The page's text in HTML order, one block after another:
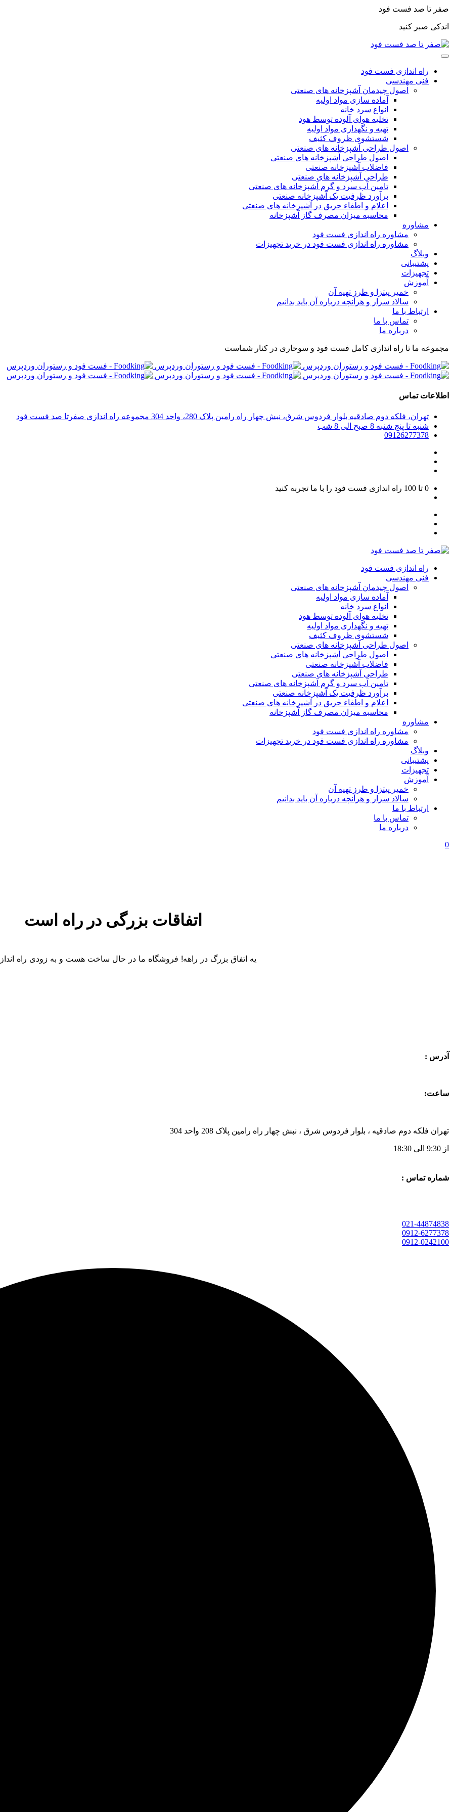
صفر تا صد فست فود
اندکی صبر کنید
راه اندازی فست فود
فنی مهندسی
اصول چیدمان آشپزخانه های صنعتی
آماده سازی مواد اولیه
انواع سرد خانه
تخلیه هوای آلوده توسط هود
تهیه و نگهداری مواد اولیه
شستشوی ظروف کثیف
اصول طراحی آشپزخانه های صنعتی
اصول طراحی آشپزخانه های صنعتی
فاضلاب آشپزخانه صنعتی
طراحی آشپزخانه های صنعتی
تامین آب سرد و گرم آشپزخانه های صنعتی
برآورد ظرفیت یک آشپزخانه صنعتی
اعلام و اطفاء حریق در آشپزخانه های صنعتی
محاسبه میزان مصرف گاز آشپزخانه
مشاوره
مشاوره راه اندازی فست فود
مشاوره راه اندازی فست فود در خرید تجهیزات
وبلاگ
پشتیبانی
تجهیزات
آموزش
خمیر پیتزا و طرز تهیه آن
سالاد سزار و هرآنچه درباره آن باید بدانیم
ارتباط با ما
تماس با ما
درباره ما
مجموعه ما تا راه اندازی کامل فست فود و سوخاری در کنار شماست
اطلاعات تماس
تهران، فلکه دوم صادقیه بلوار فردوس شرق، نبش چهار راه رامین پلاک 280، واحد 304 مجموعه راه اندازی صفرتا صد فست فود
شنبه تا پنج شنبه 8 صبح الی 8 شب
09126277378
0 تا 100 راه اندازی فست فود را با ما تجربه کنید
راه اندازی فست فود
فنی مهندسی
اصول چیدمان آشپزخانه های صنعتی
آماده سازی مواد اولیه
انواع سرد خانه
تخلیه هوای آلوده توسط هود
تهیه و نگهداری مواد اولیه
شستشوی ظروف کثیف
اصول طراحی آشپزخانه های صنعتی
اصول طراحی آشپزخانه های صنعتی
فاضلاب آشپزخانه صنعتی
طراحی آشپزخانه های صنعتی
تامین آب سرد و گرم آشپزخانه های صنعتی
برآورد ظرفیت یک آشپزخانه صنعتی
اعلام و اطفاء حریق در آشپزخانه های صنعتی
محاسبه میزان مصرف گاز آشپزخانه
مشاوره
مشاوره راه اندازی فست فود
مشاوره راه اندازی فست فود در خرید تجهیزات
وبلاگ
پشتیبانی
تجهیزات
آموزش
خمیر پیتزا و طرز تهیه آن
سالاد سزار و هرآنچه درباره آن باید بدانیم
ارتباط با ما
تماس با ما
درباره ما
0
اتفاقات بزرگی در راه است
یه اتفاق بزرگ در راهه! فروشگاه ما در حال ساخت هست و به زودی راه
آدرس :
ساعت:
تهران فلکه دوم صادقیه ، بلوار فردوس شرق ، نبش چهار راه رامین پلاک 208 واحد 304
از 9:30 الی 18:30
شماره تماس :
021-44874838
0912-6277378
0912-0242100